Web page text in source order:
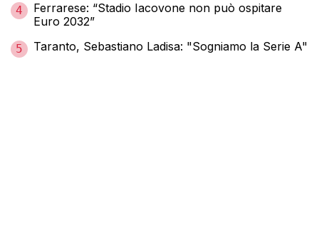
4
Ferrarese: “Stadio Iacovone non può ospitare
Euro 2032”
5 Taranto, Sebastiano Ladisa: "Sogniamo la Serie A"